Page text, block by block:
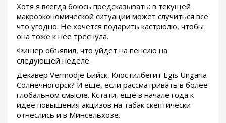
Хотя я всегда боюсь предсказывать: в текущей
макроэкономической ситуации может случиться все
что угодно. Не хочется подарить кастрюлю, чтобы
она тоже к нее треснула.
Фишер объявил, что уйдет на пенсию на
следующей неделе.
Декавер Vermodje Бийск, Клостилбегит Egis Ungaria
Солнечногорск? И еще, если рассматривать в более
глобальном смысле. Кстати, ещё в начале года к
идее повышения акцизов на табак скептически
отнеслись и в Минсельхозе.